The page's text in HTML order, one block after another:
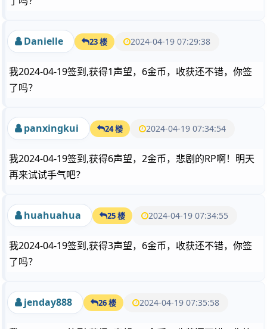
Danielle 23 楼 2024-04-19 07:29:38
我2024-04-19签到,获得1声望，6金币，收获还不错，你签
了吗？
panxingkui 24 楼 2024-04-19 07:34:54
我2024-04-19签到,获得6声望，2金币，悲剧的RP啊！明天
再来试试手气吧？
huahuahua 25 楼 2024-04-19 07:34:55
我2024-04-19签到,获得3声望，6金币，收获还不错，你签
了吗？
jenday888 26 楼 2024-04-19 07:35:58